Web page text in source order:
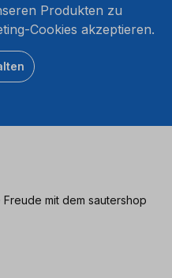
Produkten zu
Cookies akzeptieren.
mit dem sautershop